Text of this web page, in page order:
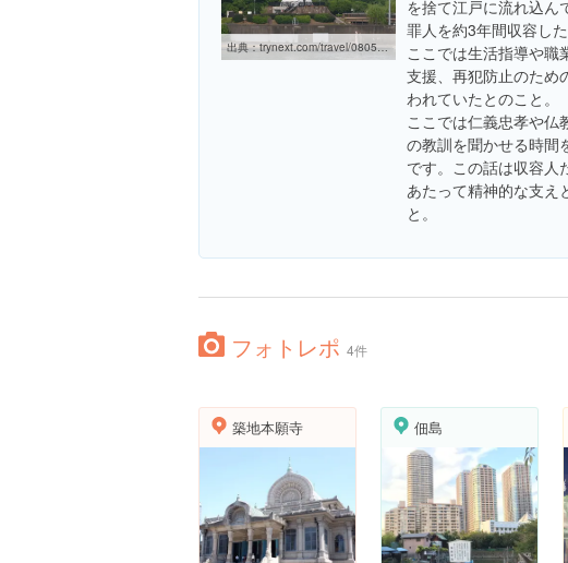
出典：trynext.com/travel/080523-1600.php
を捨て江戸に流れ込ん
罪人を約3年間収容した
ここでは生活指導や職
支援、再犯防止のため
われていたとのこと。
ここでは仁義忠孝や仏
の教訓を聞かせる時間
です。この話は収容人
あたって精神的な支え
と。
フォトレポ 4件
築地本願寺 佃島